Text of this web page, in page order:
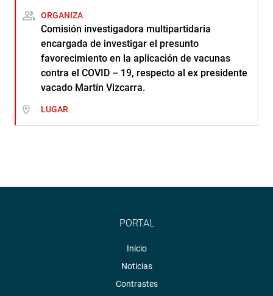
ORGANIZA
Comisión investigadora multipartidaria
encargada de investigar el presunto
favorecimiento en la aplicación de vacunas
contra el COVID – 19, respecto al ex presidente
vacado Martín Vizcarra.
LUGAR
PORTAL
Inicio
Noticias
Contrastes